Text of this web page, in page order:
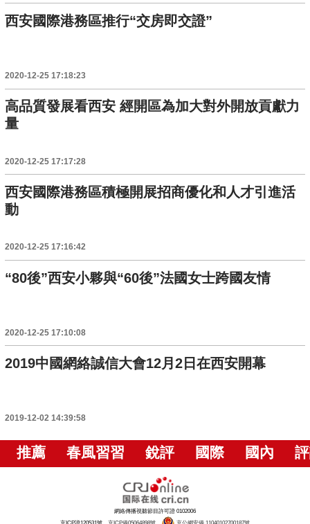
西安國際港務區推行“交房即交證”
2020-12-25 17:18:23
高品質發展看西安 經開區為加大對外開放貢獻力
量
2020-12-25 17:17:28
西安國際港務區積極開展招商優化和人才引進活
動
2020-12-25 17:16:42
“80後”西安小夥與“60後”法國女士跨國友情
2020-12-25 17:10:08
2019中國網絡誠信大會12月2日在西安開幕
2019-12-02 14:39:58
推薦 春風習習 銳評 國際 國內
網絡傳播視聽節目許可證 0102006
京ICP證120531號 京ICP備05064898號 京公網安備 11040102700187號